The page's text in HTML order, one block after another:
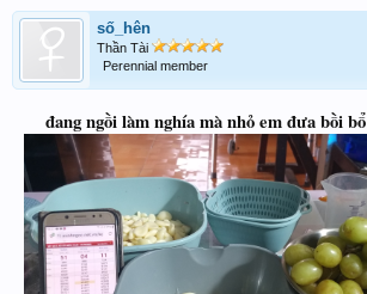
số_hên
Thần Tài
Perennial member
đang ngồi làm nghía mà nhỏ em đưa bồi bổ